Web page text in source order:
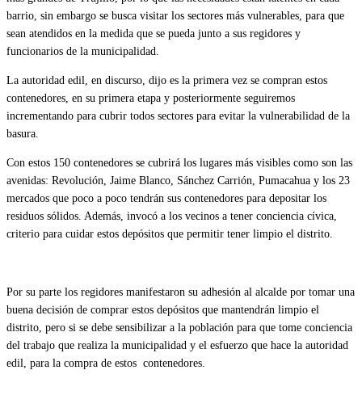
barrio, sin embargo se busca visitar los sectores más vulnerables, para que
sean atendidos en la medida que se pueda junto a sus regidores y
funcionarios de la municipalidad.
La autoridad edil, en discurso, dijo es la primera vez se compran estos
contenedores, en su primera etapa y posteriormente seguiremos
incrementando para cubrir todos sectores para evitar la vulnerabilidad de la
basura.
Con estos 150 contenedores se cubrirá los lugares más visibles como son las
avenidas: Revolución, Jaime Blanco, Sánchez Carrión, Pumacahua y los 23
mercados que poco a poco tendrán sus contenedores para depositar los
residuos sólidos. Además, invocó a los vecinos a tener conciencia cívica,
criterio para cuidar estos depósitos que permitir tener limpio el distrito.
Por su parte los regidores manifestaron su adhesión al alcalde por tomar una
buena decisión de comprar estos depósitos que mantendrán limpio el
distrito, pero si se debe sensibilizar a la población para que tome conciencia
del trabajo que realiza la municipalidad y el esfuerzo que hace la autoridad
edil, para la compra de estos contenedores.